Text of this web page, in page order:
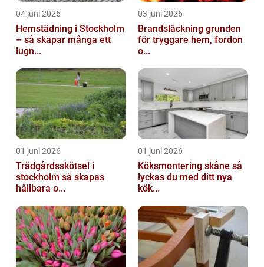
04 juni 2026
Hemstädning i Stockholm
– så skapar många ett
lugn...
03 juni 2026
Brandsläckning grunden
för tryggare hem, fordon
o...
01 juni 2026
Trädgårdsskötsel i
stockholm så skapas
hållbara o...
01 juni 2026
Köksmontering skåne så
lyckas du med ditt nya
kök...